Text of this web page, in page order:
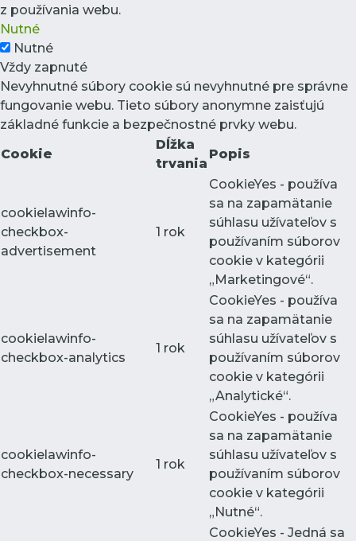
z používania webu.
Nutné
Nutné
Vždy zapnuté
Nevyhnutné súbory cookie sú nevyhnutné pre správne
fungovanie webu. Tieto súbory anonymne zaisťujú
základné funkcie a bezpečnostné prvky webu.
Cookie
Dĺžka
trvania
Popis
cookielawinfo-
checkbox-
advertisement
1 rok
CookieYes - používa
sa na zapamätanie
súhlasu užívateľov s
používaním súborov
cookie v kategórii
„Marketingové“.
cookielawinfo-
checkbox-analytics
1 rok
CookieYes - používa
sa na zapamätanie
súhlasu užívateľov s
používaním súborov
cookie v kategórii
„Analytické“.
cookielawinfo-
checkbox-necessary
1 rok
CookieYes - používa
sa na zapamätanie
súhlasu užívateľov s
používaním súborov
cookie v kategórii
„Nutné“.
CookieYes - Jedná sa